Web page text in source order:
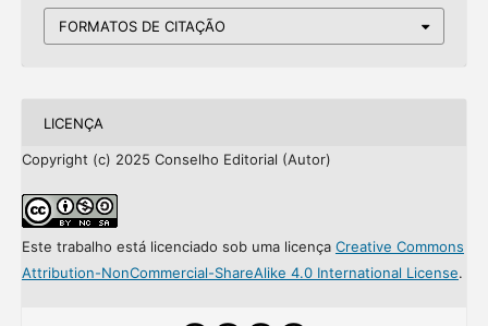
FORMATOS DE CITAÇÃO
LICENÇA
Copyright (c) 2025 Conselho Editorial (Autor)
Este trabalho está licenciado sob uma licença Creative Commons
Attribution-NonCommercial-ShareAlike 4.0 International License.